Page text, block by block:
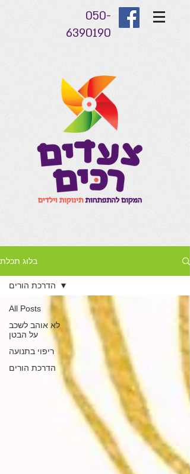
050-
6390190
בלוג תכלת
All Posts
לא אוהב לשכב
על הבטן
ריפוי בתנועה
הדרכת הורים
הדרכת הורים